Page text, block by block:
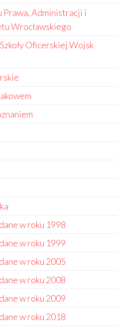
Prawa, Administracji i
Wrocławskiego
Oficerskiej Wojsk
w roku 1998
w roku 1999
w roku 2005
w roku 2008
w roku 2009
w roku 2018